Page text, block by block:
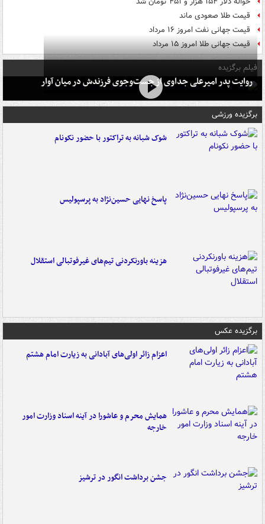
قیمت طلا صعودی ماند
قیمت جهانی نفت امروز ۱۶ مرداد
قیمت جهانی طلا امروز ۱۵ مرداد
فیلم برگزیده
روایت پدر امیرعلی جداوی از جست‌وجوی فرزندش در میان آوار
برگزیده ورزشی
شوک شبانه به تراکتور با حضور نکونام
پاسخ نهایی حسین‌نژاد به پرسپولیس
هزینه باورنکردنی تیم‌های غیرفوتبالی استقلال
برگزیده عکس
اعزام زائر اولی‌های آبادانی به زیارت امام هشتم
همایش محرم و عاشورا در آینه اسناد وزارت امور
خارجه
جشن برداشت انگور در ترشیز